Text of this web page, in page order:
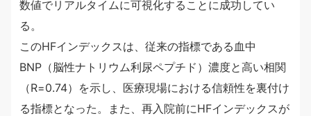
数値でリアルタイムに可視化することに成功してい
る。
このHFインデックスは、従来の指標である血中
BNP（脳性ナトリウム利尿ペプチド）濃度と高い相関
（R=0.74）を示し、医療現場における信頼性を裏付け
る指標となった。また、再入院前にHFインデックスが